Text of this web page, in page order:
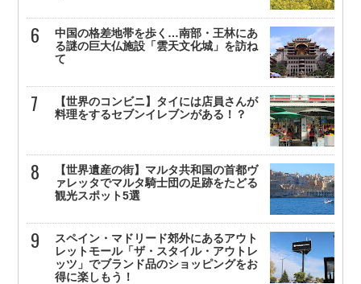
中国の格差地帯を歩く…南部・王林にあ
る謎の巨大仏施設「雲天文化城」を訪ね
て
【世界のコンビニ】タイには店員さんが
料理をするセブンイレブンがある！？
【世界遺産の街】マルタ共和国の首都ヴ
ァレッタでマルタ騎士団の足跡をたどる
観光スポット5選
スペイン・マドリード郊外にあるアウト
レットモール「ザ・スタイル・アウトレ
ッツ」でブランド品のショッピングをお
得に楽しもう！